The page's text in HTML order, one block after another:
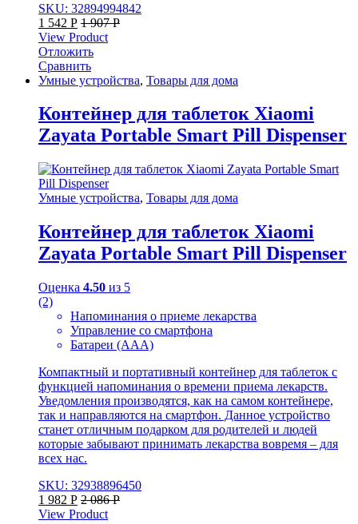
SKU: 32894994842
1 542 Р 1 907Р
View Product
Отложить
Сравнить
Умные устройства, Товары для дома
Контейнер для таблеток Xiaomi
Zayata Portable Smart Pill Dispenser
Умные устройства, Товары для дома
Контейнер для таблеток Xiaomi
Zayata Portable Smart Pill Dispenser
Оценка 4.50 из 5
(2)
Напоминания о приеме лекарства
Управление со смартфона
Батареи (ААА)
Компактный и портативный контейнер для таблеток с
функцией напоминания о времени приема лекарств.
Уведомления производятся, как на самом контейнере,
так и направляются на смартфон. Данное устройство
станет отличным подарком для родителей и людей
которые забывают принимать лекарства вовремя – для
всех нас.
SKU: 32938896450
1 982 Р 2 086Р
View Product